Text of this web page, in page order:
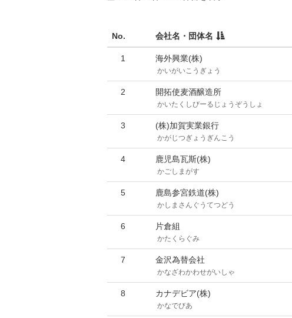
No. 会社名・団体名
1 海外興業(株)
かいがいこうぎょう
2 開拓使麦酒醸造所
かいたくしびーるじょうぞうしょ
3 (株)加賀実業銀行
かがじつぎょうぎんこう
4 鹿児島瓦斯(株)
かごしまがす
5 鹿島参宮鉄道(株)
かしまさんぐうてつどう
6 片倉組
かたくらぐみ
7 金沢為替会社
かなざわかわせがいしゃ
8 カナデビア(株)
かなでびあ